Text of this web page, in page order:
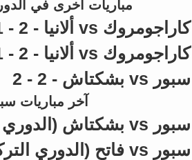
مباريات أخرى في
كاراجومروك vs ألانيا - 2 - 1
كاراجومروك vs ألانيا - 2 - 1
سبور vs بشكتاش - 2 - 2
آخر مباريات
سبور vs بشكتاش (الدوري التركي) - N/A
سبور vs فاتح (الدوري التركي) - 3 - 1